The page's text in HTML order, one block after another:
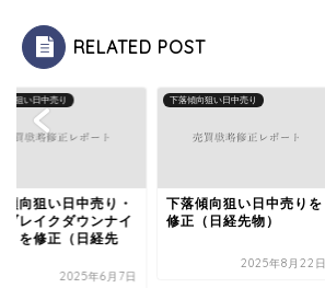
RELATED POST
向狙い日中売り
傾向狙い日中売り・
ブレイクダウンナイ
りを修正（日経先
2025年6月7日
下落傾向狙い日中売り
下落傾向狙い日中売りを
修正（日経先物）
2025年8月22日